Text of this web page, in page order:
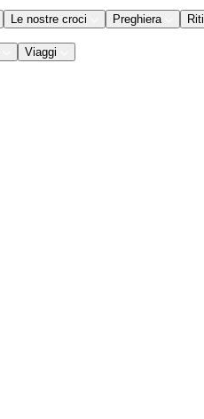
Le nostre croci Preghiera Riti
Viaggi